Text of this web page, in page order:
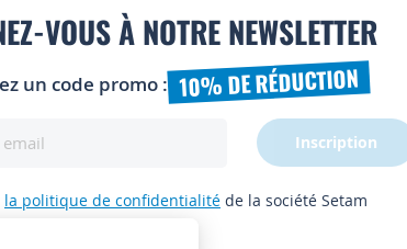
VOUS À NOTRE NEWSLETTER
un code promo : 10% DE RÉDUCTION
la politique de confidentialité de la société Setam
Inscription